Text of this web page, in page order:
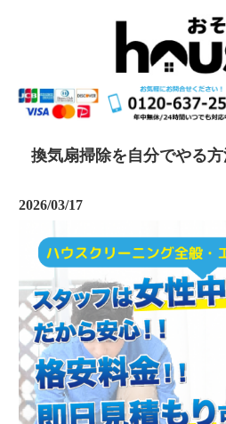
換気扇掃除を自分でやる
2026/03/17